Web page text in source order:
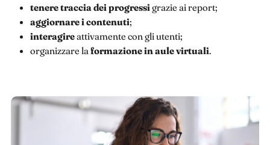
tenere traccia dei progressi grazie ai report;
aggiornare i contenuti;
interagireattivamente con gli utenti;
organizzare la formazione in aule virtuali.